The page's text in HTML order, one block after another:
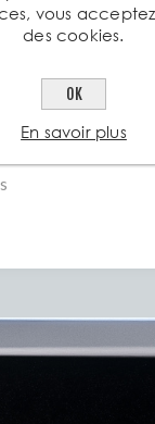
différentes.
renforcer ou
à chaud de
vous
des cookies.
OK
En savoir plus